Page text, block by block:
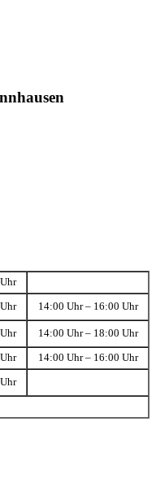
14:00 Uhr – 16:00 Uhr
14:00 Uhr – 18:00 Uhr
14:00 Uhr – 16:00 Uhr